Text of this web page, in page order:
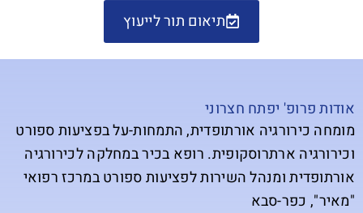
תיאום תור לייעוץ
אודות פרופ' יפתח חצרוני
מומחה כירורגיה אורתופדית, התמחות-על בפציעות ספורט
וכירורגיה ארתרוסקופית. רופא בכיר במחלקה לכירורגיה
אורתופדית ומנהל השירות לפציעות ספורט במרכז רפואי
"מאיר", כפר-סבא